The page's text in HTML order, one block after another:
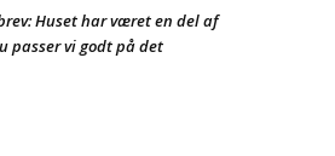
Huset har været en del af
passer vi godt på det